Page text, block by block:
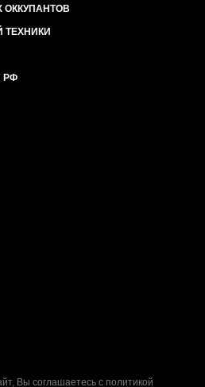
ТЕХНИКИ
РФ
Вы соглашаетесь с политикой